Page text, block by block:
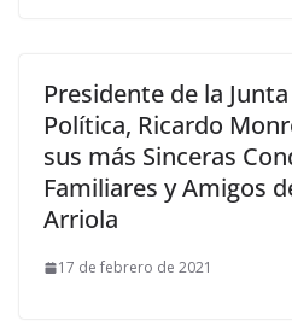
Presidente de la
Política, Ricardo
sus más Sinceras
Familiares y Amigos
Arriola
17 de febrero de 2021